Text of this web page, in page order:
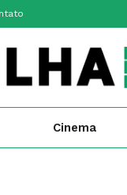
Cinema